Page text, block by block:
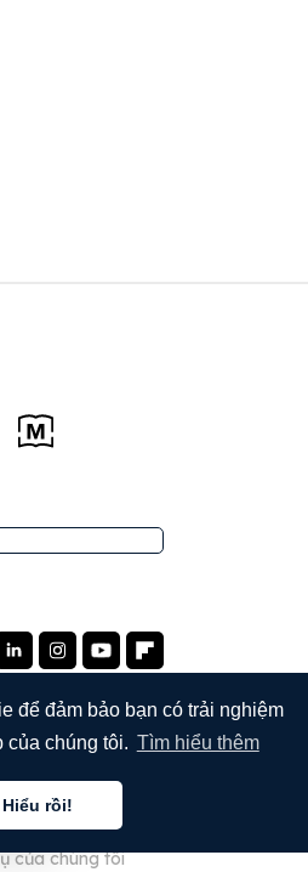
để đảm bảo bạn có trải nghiệm
của chúng tôi. Tìm hiểu thêm
Hiểu rồi!
về chúng tôi
của chúng tôi